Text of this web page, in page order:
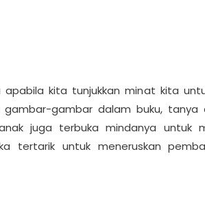
kita tunjukkan minat kita
gambar dalam buku, tanya
juga terbuka mindanya untuk
tertarik untuk meneruskan